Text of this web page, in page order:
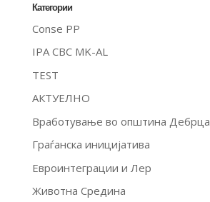
Категории
Conse PP
IPA CBC MK-AL
TEST
АКТУЕЛНО
Вработување во општина Дебрца
Граѓанска иницијатива
Евроинтеграции и Лер
Животна Средина